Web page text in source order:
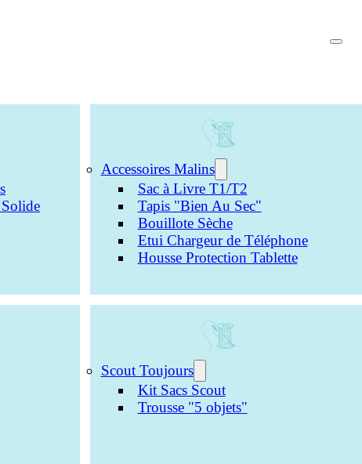
Accessoires Malins
Sac à Livre T1/T2
Tapis "Bien Au Sec"
Bouillote Sèche
Etui Chargeur de Téléphone
Housse Protection Tablette
Scout Toujours
Kit Sacs Scout
Trousse "5 objets"